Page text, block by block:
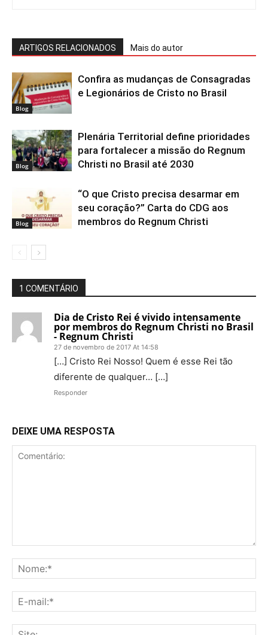
ARTIGOS RELACIONADOS Mais do autor
Blog
Confira as mudanças de Consagradas
e Legionários de Cristo no Brasil
Blog
Plenária Territorial define prioridades
para fortalecer a missão do Regnum
Christi no Brasil até 2030
Blog
“O que Cristo precisa desarmar em
seu coração?” Carta do CDG aos
membros do Regnum Christi
1 COMENTÁRIO
Dia de Cristo Rei é vivido intensamente
por membros do Regnum Christi no Brasil
- Regnum Christi
27 de novembro de 2017 At 14:58
[…] Cristo Rei Nosso! Quem é esse Rei tão
diferente de qualquer… […]
Responder
DEIXE UMA RESPOSTA